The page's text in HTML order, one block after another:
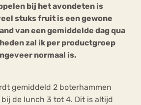
bij het avondeten is
stuks fruit is een gewone
van een gemiddelde dag qua
zal ik per productgroep
normaal is.
gemiddeld 2 boterhammen
de lunch 3 tot 4. Dit is altijd
Afvallen Angst